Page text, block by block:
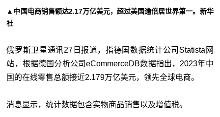
▲中国电商销售额达2.17万亿美元，超过美国逾倍居世界第一。新华
社
俄罗斯卫星通讯27日报道，指德国数据统计公司Statista网
站，根据德国分析公司eCommerceDB数据指出，2023年中
国的在线零售总额接近2.179万亿美元，领先全球电商。
消息显示，统计数据包含实物商品销售以及增值税。